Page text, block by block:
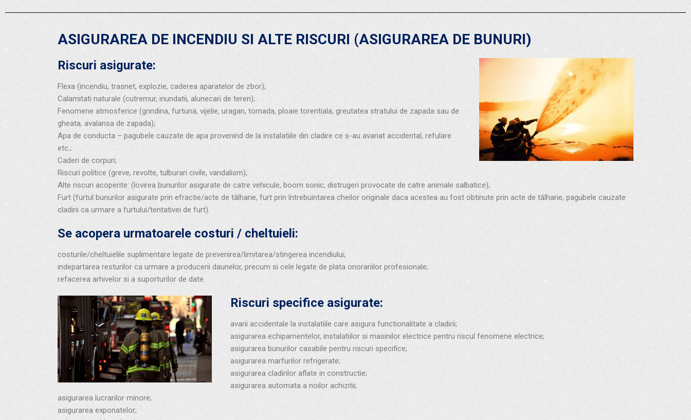
ASIGURAREA DE INCENDIU SI ALTE RISCURI (ASIGURAREA DE BUNURI)
Riscuri asigurate:
Flexa (incendiu, trasnet, explozie, caderea aparatelor de zbor);
Calamitati naturale (cutremur, inundatii, alunecari de teren);
Fenomene atmosferice (grindina, furtuna, vijelie, uragan, tornada, ploaie torentiala, greutatea stratului de zapada sau de
gheata, avalansa de zapada);
Apa de conducta – pagubele cauzate de apa provenind de la instalatiile din cladire ce s-au avariat accidental, refulare
etc.;
Caderi de corpuri;
Riscuri politice (greve, revolte, tulburari civile, vandalism);
Alte riscuri acoperite: (lovirea bunurilor asigurate de catre vehicule, boom sonic, distrugeri provocate de catre animale salbatice);
Furt (furtul bunurilor asigurate prin efractie/acte de tâlharie, furt prin întrebuintarea cheilor originale daca acestea au fost obtinute prin acte de tâlharie, pagubele cauzate
cladirii ca urmare a furtului/tentativei de furt).
Se acopera urmatoarele costuri / cheltuieli:
costurile/cheltuielile suplimentare legate de prevenirea/limitarea/stingerea incendiului;
indepartarea resturilor ca urmare a producerii daunelor, precum si cele legate de plata onorariilor profesionale;
refacerea arhivelor si a suporturilor de date.
Riscuri specifice asigurate:
avarii accidentale la instalatiile care asigura functionalitate a cladirii;
asigurarea echipamentelor, instalatiilor si masinilor electrice pentru riscul fenomene electrice;
asigurarea bunurilor casabile pentru riscuri specifice;
asigurarea marfurilor refrigerate;
asigurarea cladirilor aflate in constructie;
asigurarea automata a noilor achizitii;
asigurarea lucrarilor minore;
asigurarea exponatelor;